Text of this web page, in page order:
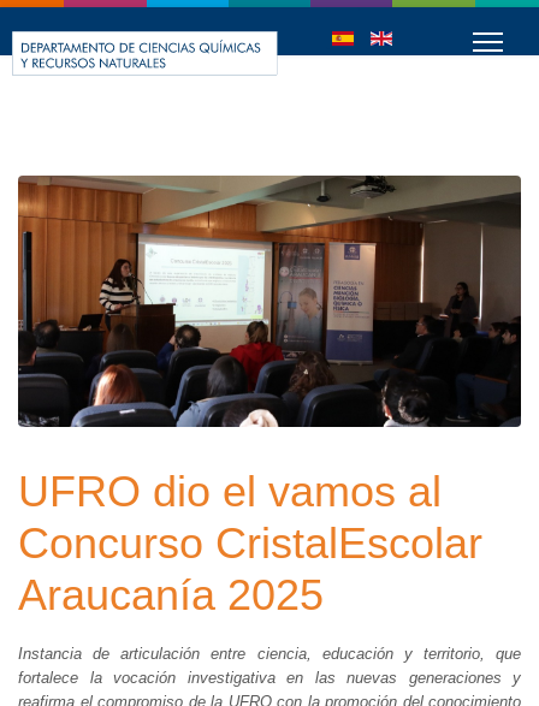
UFRO dio el vamos al
Concurso CristalEscolar
Araucanía 2025
Instancia de articulación entre ciencia, educación y territorio, que
fortalece la vocación investigativa en las nuevas generaciones y
reafirma el compromiso de la UFRO con la promoción del conocimiento